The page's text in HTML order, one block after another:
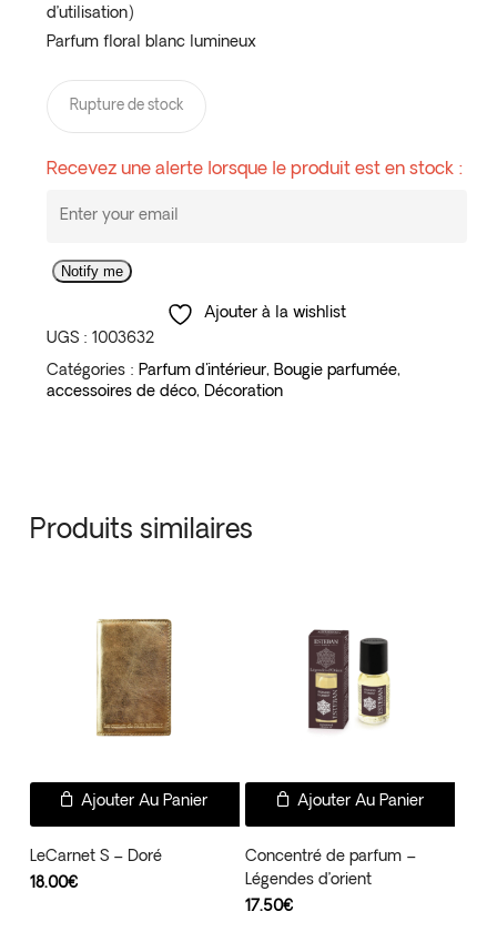
d’utilisation)
Parfum floral blanc lumineux
Rupture de stock
Recevez une alerte lorsque le produit est en stock :
Notify me
Ajouter à la wishlist
UGS : 1003632
Catégories : Parfum d'intérieur, Bougie parfumée,
accessoires de déco, Décoration
Produits similaires
Ajouter Au Panier
LeCarnet S – Doré
18.00€
Ajouter Au Panier
Concentré de parfum –
Légendes d’orient
17.50€